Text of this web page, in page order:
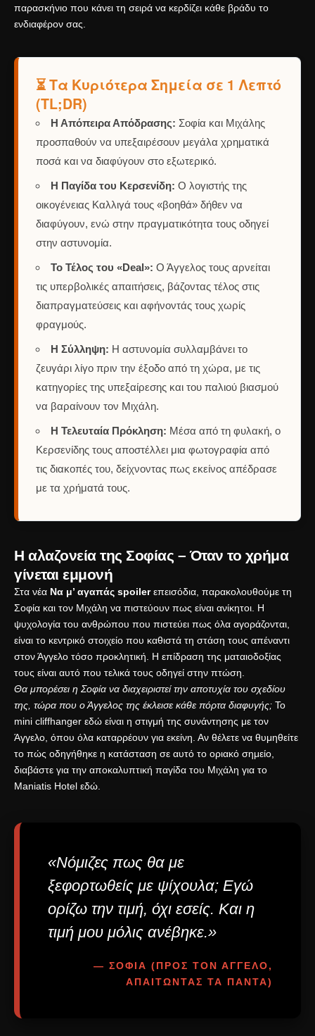
παρασκήνιο που κάνει τη σειρά να κερδίζει κάθε βράδυ το
ενδιαφέρον σας.
⏳ Τα Κυριότερα Σημεία σε 1 Λεπτό
(TL;DR)
Η Απόπειρα Απόδρασης: Σοφία και Μιχάλης
προσπαθούν να υπεξαιρέσουν μεγάλα χρηματικά
ποσά και να διαφύγουν στο εξωτερικό.
Η Παγίδα του Κερσενίδη: Ο λογιστής της
οικογένειας Καλλιγά τους «βοηθά» δήθεν να
διαφύγουν, ενώ στην πραγματικότητα τους οδηγεί
στην αστυνομία.
Το Τέλος του «Deal»: Ο Άγγελος τους αρνείται
τις υπερβολικές απαιτήσεις, βάζοντας τέλος στις
διαπραγματεύσεις και αφήνοντάς τους χωρίς
φραγμούς.
Η Σύλληψη: Η αστυνομία συλλαμβάνει το
ζευγάρι λίγο πριν την έξοδο από τη χώρα, με τις
κατηγορίες της υπεξαίρεσης και του παλιού βιασμού
να βαραίνουν τον Μιχάλη.
Η Τελευταία Πρόκληση: Μέσα από τη φυλακή, ο
Κερσενίδης τους αποστέλλει μια φωτογραφία από
τις διακοπές του, δείχνοντας πως εκείνος απέδρασε
με τα χρήματά τους.
Η αλαζονεία της Σοφίας – Όταν το χρήμα
γίνεται εμμονή
Στα νέα Να μ’ αγαπάς spoilerεπεισόδια, παρακολουθούμε τη
Σοφία και τον Μιχάλη να πιστεύουν πως είναι ανίκητοι. Η
ψυχολογία του ανθρώπου που πιστεύει πως όλα αγοράζονται,
είναι το κεντρικό στοιχείο που καθιστά τη στάση τους απέναντι
στον Άγγελο τόσο προκλητική. Η επίδραση της ματαιοδοξίας
τους είναι αυτό που τελικά τους οδηγεί στην πτώση.
Θα μπορέσει η Σοφία να διαχειριστεί την αποτυχία του σχεδίου
της, τώρα που ο Άγγελος της έκλεισε κάθε πόρτα διαφυγής; Το
mini cliffhanger εδώ είναι η στιγμή της συνάντησης με τον
Άγγελο, όπου όλα καταρρέουν για εκείνη. Αν θέλετε να θυμηθείτε
το πώς οδηγήθηκε η κατάσταση σε αυτό το οριακό σημείο,
διαβάστε για την αποκαλυπτική παγίδα του Μιχάλη για το
Maniatis Hotel εδώ.
«Νόμιζες πως θα με
ξεφορτωθείς με ψίχουλα; Εγώ
ορίζω την τιμή, όχι εσείς. Και η
τιμή μου μόλις ανέβηκε.»
— ΣΟΦΙΑ (ΠΡΟΣ ΤΟΝ ΆΓΓΕΛΟ,
ΑΠΑΙΤΏΝΤΑΣ ΤΑ ΠΆΝΤΑ)